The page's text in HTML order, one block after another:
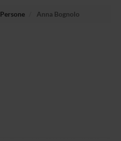
Persone Anna Bognolo